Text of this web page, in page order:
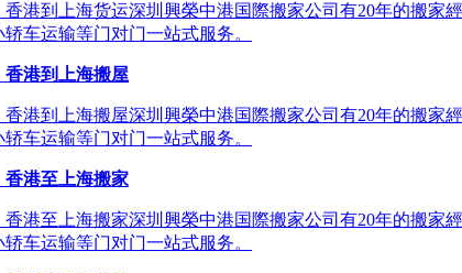
港到上海货运深圳興榮中港国際搬家公司有20年的搬
车运输等门对门一站式服务。
港到上海搬屋
港到上海搬屋深圳興榮中港国際搬家公司有20年的搬
车运输等门对门一站式服务。
港至上海搬家
港至上海搬家深圳興榮中港国際搬家公司有20年的搬
车运输等门对门一站式服务。